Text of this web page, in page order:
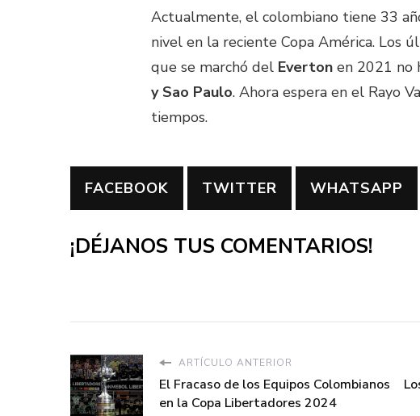
Actualmente, el colombiano tiene 33
nivel en la reciente Copa América. Los
que se marchó del Everton en 2021 no
y Sao Paulo. Ahora espera en el Rayo
tiempos.
FACEBOOK TWITTER WHATSAPP
¡DÉJANOS TUS COMENTARIOS!
ARTÍCULO ANTERIOR
El Fracaso de los Equipos Colombianos
en la Copa Libertadores 2024